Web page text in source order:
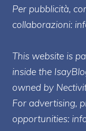
Per pubblicità,
collaborazioni:
This website is
inside the
owned by
For advertising,
opportunities: